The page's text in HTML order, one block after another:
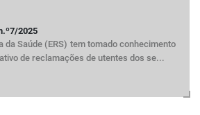
2025
da Saúde (ERS) tem tomado conhecimento
de reclamações de utentes dos se...